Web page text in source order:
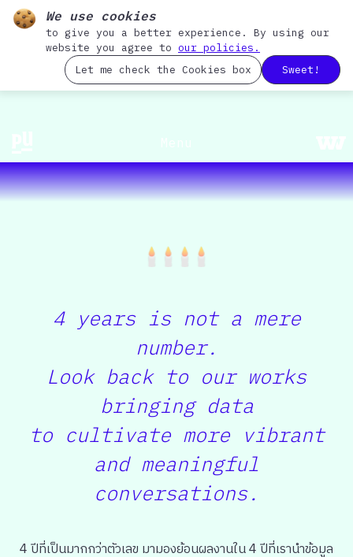
We use cookies
to give you a better experience. By using our
website you agree to our policies.
Let me check the Cookies box
Sweet!
PunchUpWeVis
PunchUp WeVis
Showcases
Lookforward
Team
4 years is not a mere
number.
Look back to our works
bringing data
to cultivate more vibrant
and meaningful
conversations.
4 ปีที่เป็นมากกว่าตัวเลข มามองย้อนผลงานใน 4 ปีที่เรานำข้อมูล